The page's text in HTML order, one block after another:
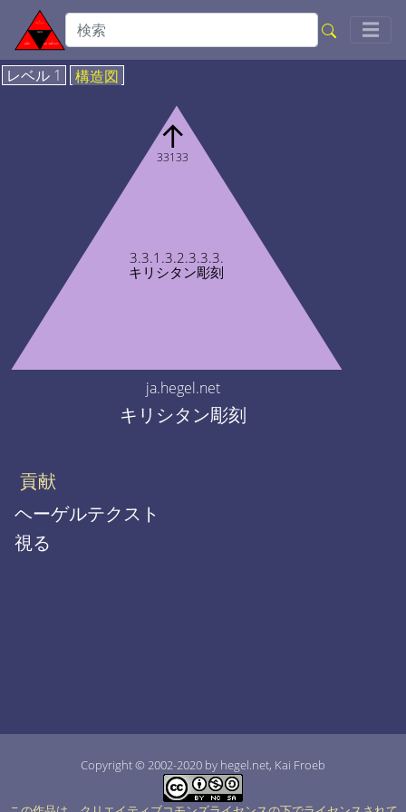
☰
レベル 1 構造図
3.3.1.3.2.3.3.3.
キリシタン彫刻
↑
33133
ja.hegel.net
キリシタン彫刻
貢献
ヘーゲルテクスト
視る
Copyright © 2002-2020 by hegel.net, Kai Froeb